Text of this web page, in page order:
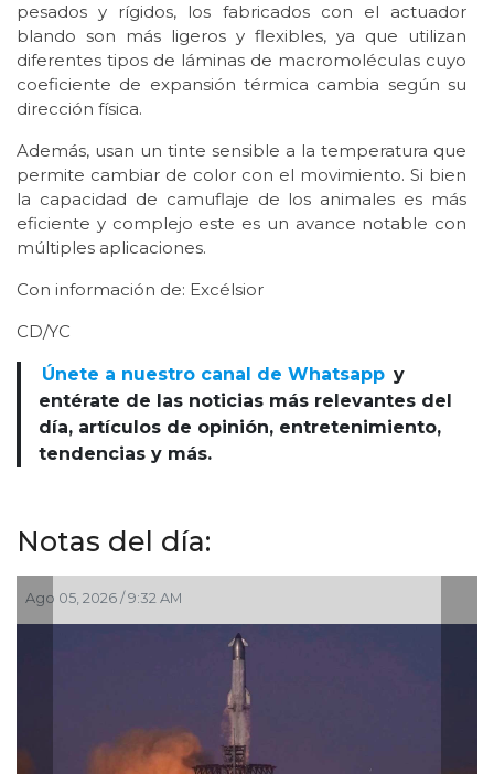
pesados y rígidos, los fabricados con el actuador
blando son más ligeros y flexibles, ya que utilizan
diferentes tipos de láminas de macromoléculas cuyo
coeficiente de expansión térmica cambia según su
dirección física.
Además, usan un tinte sensible a la temperatura que
permite cambiar de color con el movimiento. Si bien
la capacidad de camuflaje de los animales es más
eficiente y complejo este es un avance notable con
múltiples aplicaciones.
Con información de: Excélsior
CD/YC
Únete a nuestro canal de Whatsapp y
entérate de las noticias más relevantes del
día, artículos de opinión, entretenimiento,
tendencias y más.
Notas del día:
Jul 30, 2026 / 10:25 AM